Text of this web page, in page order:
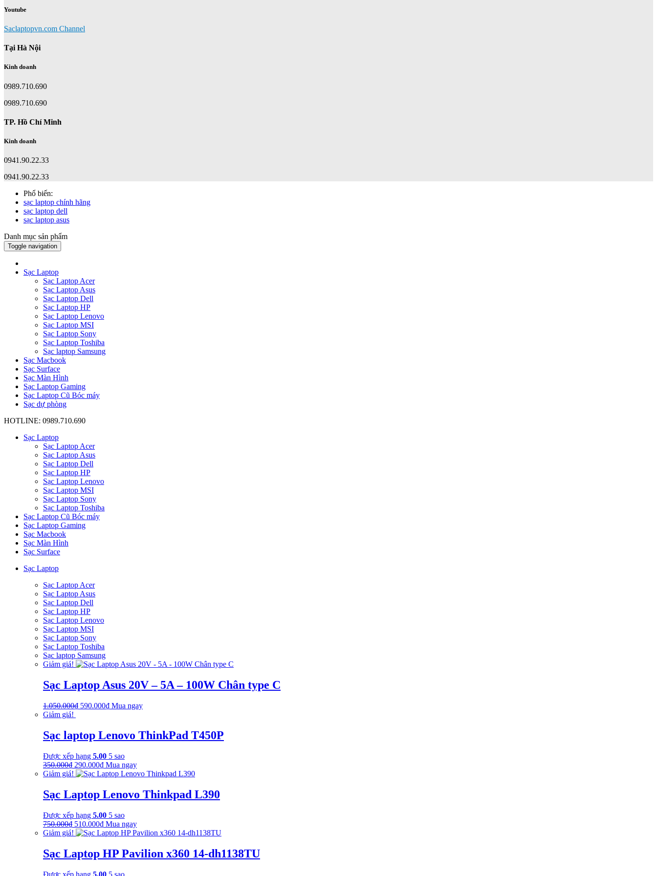
Youtube
Saclaptopvn.com Channel
Tại Hà Nội
Kinh doanh
0989.710.690
0989.710.690
TP. Hồ Chí Minh
Kinh doanh
0941.90.22.33
0941.90.22.33
Phổ biến:
sạc laptop chính hãng
sạc laptop dell
sạc laptop asus
Danh mục sản phẩm
Toggle navigation
Sạc Laptop
Sạc Laptop Acer
Sạc Laptop Asus
Sạc Laptop Dell
Sạc Laptop HP
Sạc Laptop Lenovo
Sạc Laptop MSI
Sạc Laptop Sony
Sạc Laptop Toshiba
Sạc laptop Samsung
Sạc Macbook
Sạc Surface
Sạc Màn Hình
Sạc Laptop Gaming
Sạc Laptop Cũ Bóc máy
Sạc dự phòng
HOTLINE: 0989.710.690
Sạc Laptop
Sạc Laptop Acer
Sạc Laptop Asus
Sạc Laptop Dell
Sạc Laptop HP
Sạc Laptop Lenovo
Sạc Laptop MSI
Sạc Laptop Sony
Sạc Laptop Toshiba
Sạc Laptop Cũ Bóc máy
Sạc Laptop Gaming
Sạc Macbook
Sạc Màn Hình
Sạc Surface
Sạc Laptop
Sạc Laptop Acer
Sạc Laptop Asus
Sạc Laptop Dell
Sạc Laptop HP
Sạc Laptop Lenovo
Sạc Laptop MSI
Sạc Laptop Sony
Sạc Laptop Toshiba
Sạc laptop Samsung
Giảm giá!
Sạc Laptop Asus 20V – 5A – 100W Chân type C
1.050.000₫ Giá
1.050.000₫.
590.000₫Giá
590.000₫.
Mua ngay
Giảm giá!
Sạc laptop Lenovo ThinkPad T450P
Được xếp hạng 5.00 5 sao
350.000₫ Giá
gốc
350.000₫.
290.000₫Giá
hiện
là:
290.000₫.
Mua ngay
Giảm giá!
Sạc Laptop Lenovo Thinkpad L390
Được xếp hạng 5.00 5 sao
750.000₫ Giá
gốc
750.000₫.
510.000₫Giá
hiện
là:
510.000₫.
Mua ngay
Giảm giá!
Sạc Laptop HP Pavilion x360 14-dh1138TU
Được xếp hạng 5.00 5 sao